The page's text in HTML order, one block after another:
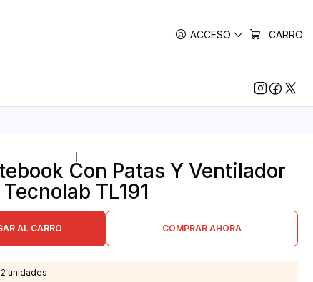
ACCESO CARRO
Con Patas Y Ventilador
Tecnolab TL191
AL CARRO COMPRAR AHORA
unidades